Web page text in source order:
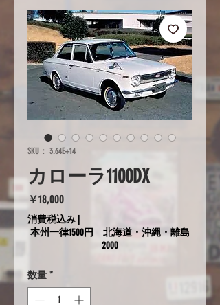
SKU： 3.64E+14
カローラ1100DX
￥18,000価
格
消費税込み
本州一律1500円 北海道・沖縄・離島
2000
数量 *